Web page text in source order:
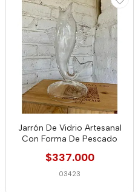
Jarrón De Vidrio Artesanal
Con Forma De Pescado
$337.000
03423